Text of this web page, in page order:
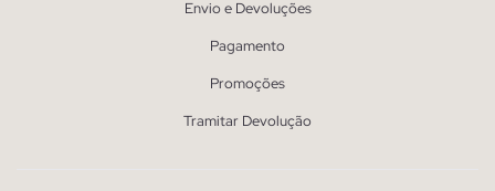
Envio e Devoluções
Pagamento
Promoções
Tramitar Devolução